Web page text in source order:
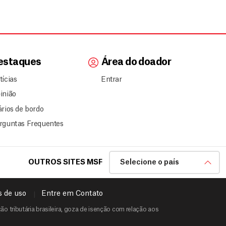
de bordo
Frequentes
Área do doador
Entrar
OUTROS SITES MSF Selecione o país
de uso Entre em Contato
tributária brasileira, goza de isenção com relação aos